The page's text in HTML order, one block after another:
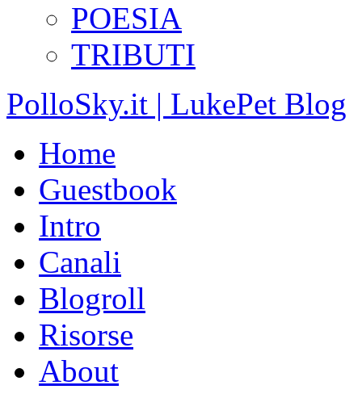
POESIA
TRIBUTI
PolloSky.it | LukePet Blog
Home
Guestbook
Intro
Canali
Blogroll
Risorse
About